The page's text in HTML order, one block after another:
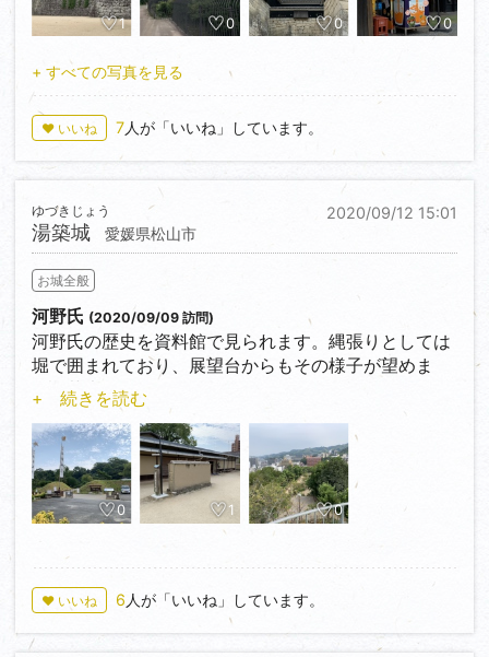
頂きました。
下りに関しても県庁横に出る山道から徒歩で降りまし
た。
少し離れたところからでも、山の上にある様子が伺
え、良い街でした。
1 0 0 0
+ すべての写真を見る
♥ いいね 7人が「いいね」しています。
2020/09/12 15:01
湯築城
ゆづきじょう
愛媛県松山市
お城全般
河野氏 (2020/09/09 訪問)
河野氏の歴史を資料館で見られます。縄張りとしては
堀で囲まれており、展望台からもその様子が望めま
す。草木はかなりありますが。
+ 続きを読む
0 1 0
♥ いいね 6 人が「いいね」しています。